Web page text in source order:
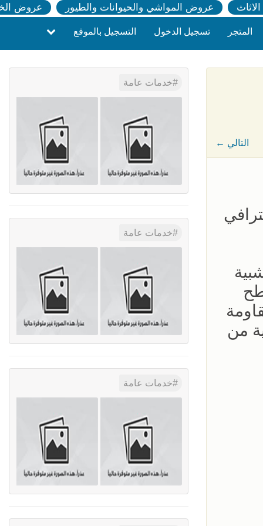
عروض المواشي والحيوانات والطيور عروض
المتجر تسجيل الدخول التسجيل بالموقع
← التالي
من
خدمات عامة
خدمات عامة
خدمات عامة